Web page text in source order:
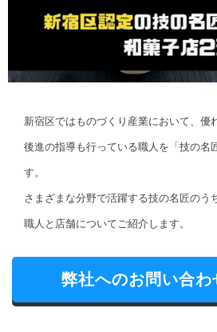
新宿区ではものづくり産業において、優
後進の指導も行っている職人を「技の名
す。
さまざまな分野で活躍する技の名匠のう
職人と店舗についてご紹介します。
弊社へのお問い合わ